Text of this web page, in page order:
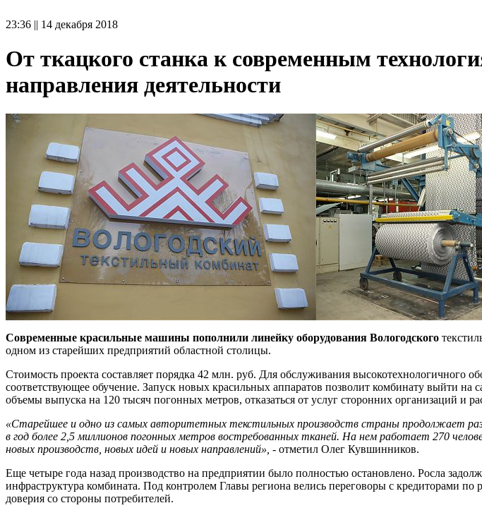
23:36 || 14 декабря 2018
От ткацкого станка к современным
направления деятельности
Современные красильные машины пополнили линейку оборудования Вологодского
одном из старейших предприятий областной столицы.
Стоимость проекта составляет порядка 42 млн. руб. Для обслуживания высокотехнологичного
соответствующее обучение. Запуск новых красильных аппаратов позволит комбинату выйти
объемы выпуска на 120 тысяч погонных метров, отказаться от услуг сторонних организаций и
«Старейшее и одно из самых авторитетных текстильных производств страны продолжает
в год более 2,5 миллионов погонных метров востребованных тканей. На нем работает 270
новых производств, новых идей и новых направлений», - отметил Олег Кувшинников.
Еще четыре года назад производство на предприятии было полностью остановлено. Росла
инфраструктура комбината. Под контролем Главы региона велись переговоры с кредиторами
доверия со стороны потребителей.